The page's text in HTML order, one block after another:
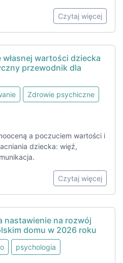
Czytaj więcej
wartości dziecka
przewodnik dla
Zdrowie psychiczne
a poczuciem wartości i
dziecka: więź,
Czytaj więcej
nastawienie na rozwój
domu w 2026 roku
psychologia